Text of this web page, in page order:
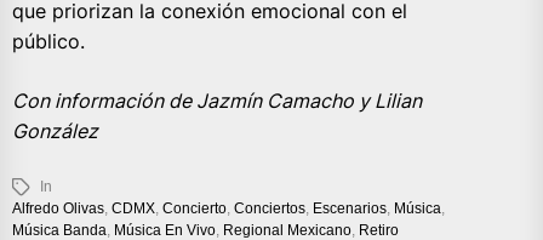
que priorizan la conexión emocional con el
público.
Con información de Jazmín Camacho y Lilian
González
In
Alfredo Olivas CDMX Concierto Conciertos Escenarios Música
Música Banda Música En Vivo Regional Mexicano Retiro